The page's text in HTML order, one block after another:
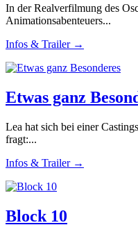
In der Realverfilmung des
Animationsabenteuers...
Infos & Trailer →
Etwas ganz
Lea hat sich bei einer
fragt:...
Infos & Trailer →
Block 10